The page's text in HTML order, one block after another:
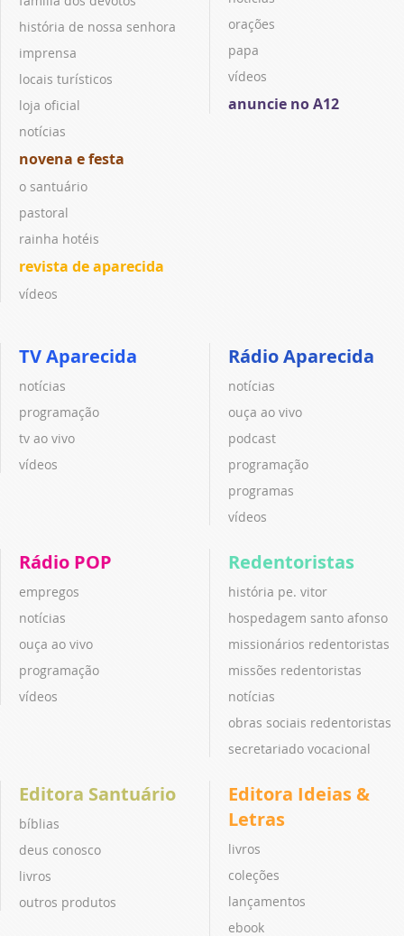
história de nossa senhora
imprensa
locais turísticos
loja oficial
notícias
novena e festa
o santuário
pastoral
rainha hotéis
revista de aparecida
vídeos
orações
papa
vídeos
anuncie no A12
TV Aparecida
notícias
programação
tv ao vivo
vídeos
Rádio Aparecida
notícias
ouça ao vivo
podcast
programação
programas
vídeos
Rádio POP
empregos
notícias
ouça ao vivo
programação
vídeos
Redentoristas
história pe. vitor
hospedagem santo afonso
missionários redentoristas
missões redentoristas
notícias
obras sociais redentoristas
secretariado vocacional
Editora Santuário
bíblias
deus conosco
livros
outros produtos
Editora Ideias &
Letras
livros
coleções
lançamentos
ebook